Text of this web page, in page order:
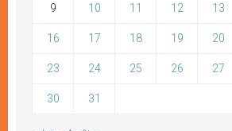
9 10 11 12 13
16 17 18 19 20
23 24 25 26 27
30 31